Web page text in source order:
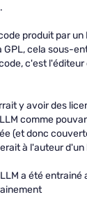
produit par
GPL, cela sous-
c'est l'éditeur
y avoir des
comme
(et donc
à l'auteur
a été